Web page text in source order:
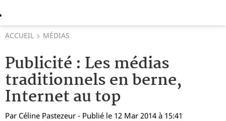
ACCUEIL MÉDIAS
Publicité : Les médias
traditionnels en berne,
Internet au top
Par Céline Pastezeur - Publié le 12 Mar 2014 à 15:41